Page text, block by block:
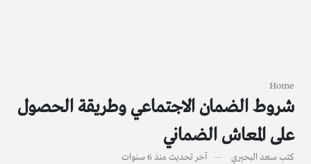
Home
شروط الضمان الاجتماعي وطريقة الحصول
على المعاش الضماني
كتبسعد البحيري آخر تحديث منذ 6 سنوات